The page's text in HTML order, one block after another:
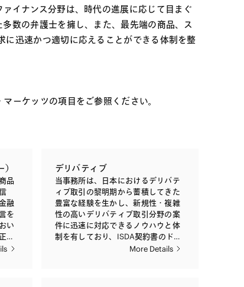
イナンス分野は、時代の進展に応じて目まぐ
数の弁護士を擁し、また、最先端の商品、ス
に迅速かつ適切に応えることができる体制を整
ーケッツの項目をご参照ください。
品
融
を
い
の
よ
デリバティブ
当事務所は、日本におけるデリバテ
ィブ取引の黎明期から蓄積してきた
豊富な経験を生かし、新規性・複雑
性の高いデリバティブ取引分野の案
件に迅速に対応できるノウハウと体
制を有しており、ISDA契約書のドキ
ュメンテーションや交渉、また、証
More Details